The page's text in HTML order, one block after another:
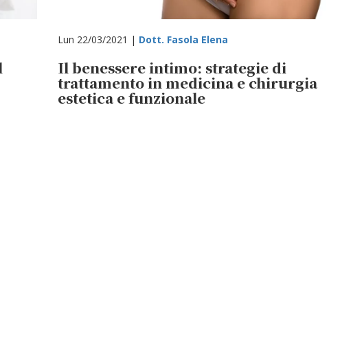
Lun 22/03/2021 | Dott. Fasola Elena
Il benessere intimo: strategie di
trattamento in medicina e chirurgia
estetica e funzionale